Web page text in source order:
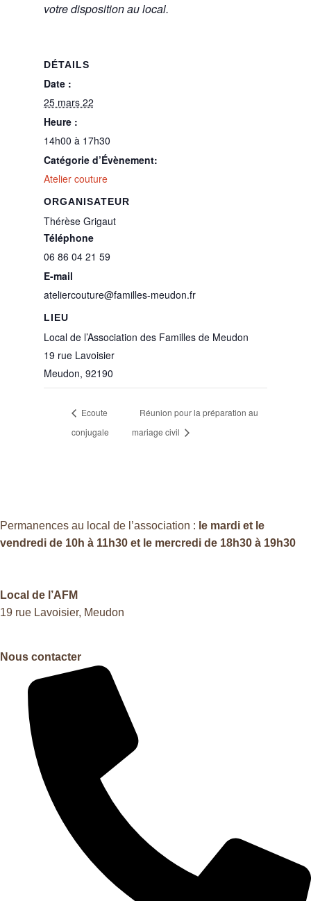
votre disposition au local.
DÉTAILS
Date :
25 mars 22
Heure :
14h00 à 17h30
Catégorie d’Évènement:
Atelier couture
LIEU
Local de l’Association des Familles de Meudon
19 rue Lavoisier
Meudon, 92190
ORGANISATEUR
Thérèse Grigaut
Téléphone
06 86 04 21 59
E-mail
ateliercouture@familles-meudon.fr
Ecoute
conjugale
Réunion pour la préparation au
mariage civil
Permanences au local de l’association : le mardi et le
vendredi de 10h à 11h30 et le mercredi de 18h30 à 19h30
Local de l’AFM
19 rue Lavoisier, Meudon
Nous contacter